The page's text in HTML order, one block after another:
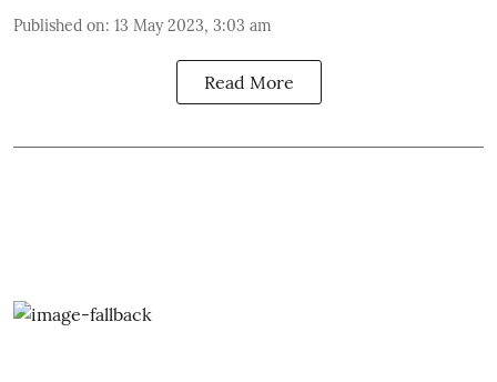
Published on: 13 May 2023, 3:03 am
Read More